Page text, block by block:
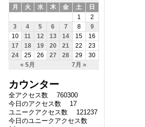
月
火 水 木 金 土 日
« 5月 7月 »
1
2
3
4 5 6 7 8
9
10
11 12 13 14 15
16
17
18 19 20 21 22
23
24
25 26 27 28 29 30
カウンター
全アクセス数 760300
今日のアクセス数 17
ユニークアクセス数 121237
今日のユニークアクセス数